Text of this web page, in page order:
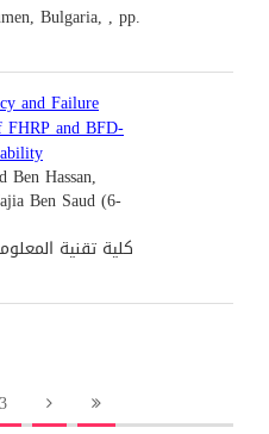
Bulgaria, , pp.
and Failure
and BFD-
Ben Hassan,
Ben Saud (6-
كلية تقنية
3